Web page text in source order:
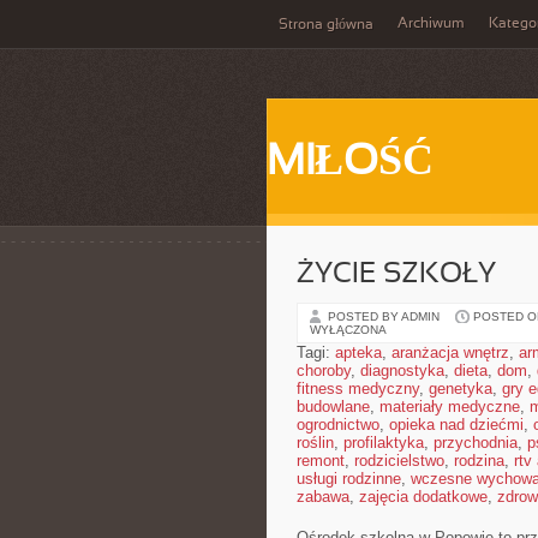
Strona główna Archiwum
MIŁOŚĆ
ŻYCIE SZKOŁY
POSTED BY ADMIN POSTED
WYŁĄCZONA
Tagi: apteka, aranżacja wnętrz,
choroby, diagnostyka, dieta, dom,
fitness medyczny, genetyka, gry
budowlane, materiały medyczne,
ogrodnictwo, opieka nad dziećmi,
roślin, profilaktyka, przychodnia,
remont, rodzicielstwo, rodzina, rtv
usługi rodzinne, wczesne
zabawa, zajęcia dodatkowe,